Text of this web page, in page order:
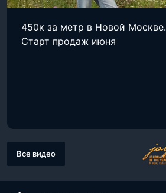
450к за метр в Новой Москве.
Старт продаж июня
Все видео